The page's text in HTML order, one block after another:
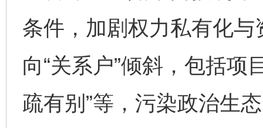
条件，加剧权力私有化
向“关系户”倾斜，包括项
疏有别”等，污染政治生